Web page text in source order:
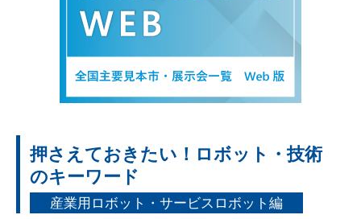
押さえておきたい！ロボット・技術
のキーワード
産業用ロボット・サービスロボット編